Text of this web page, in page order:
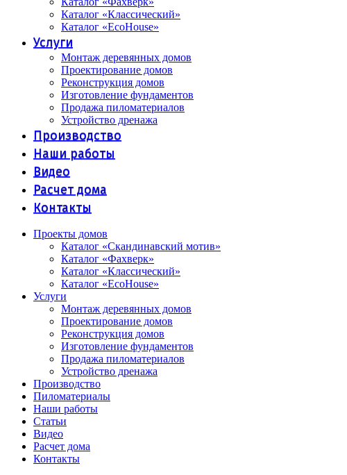
Каталог «Классический»
Каталог «EcoHouse»
Услуги
Монтаж деревянных домов
Проектирование домов
Реконструкция домов
Изготовление фундаментов
Продажа пиломатериалов
Устройство дренажа
Производство
Наши работы
Видео
Расчет дома
Контакты
Проекты домов
Каталог «Скандинавский мотив»
Каталог «Фахверк»
Каталог «Классический»
Каталог «EcoHouse»
Услуги
Монтаж деревянных домов
Проектирование домов
Реконструкция домов
Изготовление фундаментов
Продажа пиломатериалов
Устройство дренажа
Производство
Пиломатериалы
Наши работы
Статьи
Видео
Расчет дома
Контакты